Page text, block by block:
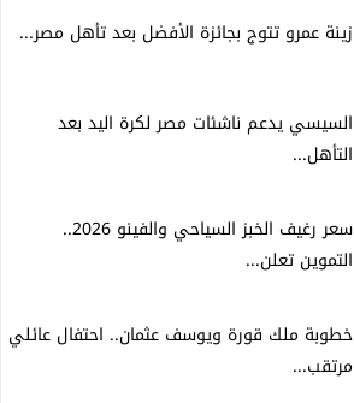
زينة عمرو تتوج بجائزة الأفضل بعد تأهل مصر...
السيسي يدعم ناشئات مصر لكرة اليد بعد
التأهل...
سعر رغيف الخبز السياحي والفينو 2026..
التموين تعلن...
خطوبة ملك قورة ويوسف عثمان.. احتفال عائلي
مرتقب...